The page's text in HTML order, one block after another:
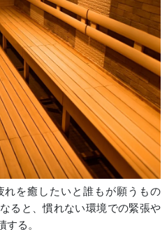
を癒したいと誰もが願うもの
ると、慣れない環境での緊張や
る。